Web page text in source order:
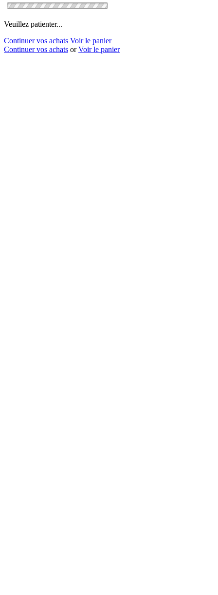
Veuillez patienter...
Continuer vos achats Voir le panier
Continuer vos achats orVoir le panier